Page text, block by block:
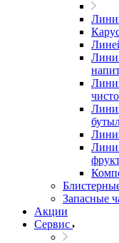
Запасные
Акции
Сервис